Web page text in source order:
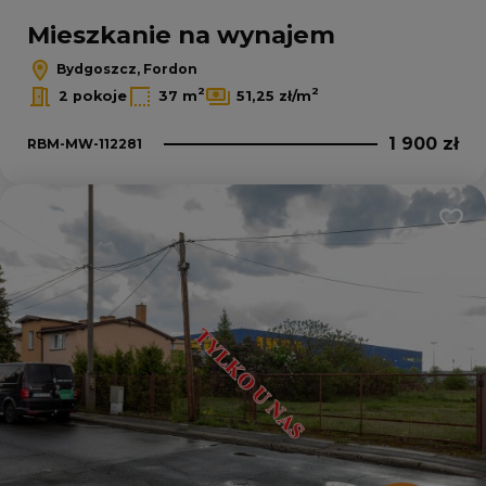
Mieszkanie na wynajem
Bydgoszcz, Fordon
2 pokoje
37 m2 51,25 zł/m2
RBM-MW-112281 1 900 zł